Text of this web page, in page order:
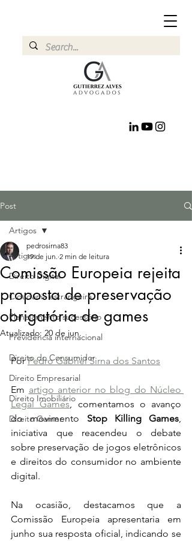
Post
Artigos
Direito Digital
Cidadania estrangeira
Planejamento sucessório
Previdência internacional
Direito do Consumidor
Direito Empresarial
Direito Imobiliário
Direito Gamer
Artigos
Comissão Europeia rejeita
proposta de preservação
obrigatória de games
pedrosirna83
19 de jun. 2 min de leitura
Atualizado: 20 de jun.
Por Pedro Gabriel Sirna dos Santos
Em artigo anterior no blog do Núcleo
Legal Games, comentamos o avanço
do movimento Stop Killing Games,
iniciativa que reacendeu o debate
sobre preservação de jogos eletrônicos
e direitos do consumidor no ambiente
digital.
Na ocasião, destacamos que a
Comissão Europeia apresentaria em
junho sua resposta oficial, indicando se